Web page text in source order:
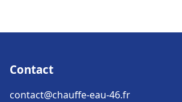
Contact
contact@chauffe-eau-46.fr